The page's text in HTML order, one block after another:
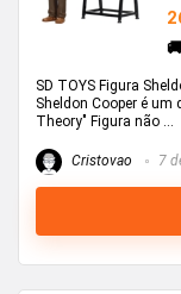
SD TOYS Figura
Sheldon Cooper é
Theory" Figura não ...
Cristovao 7